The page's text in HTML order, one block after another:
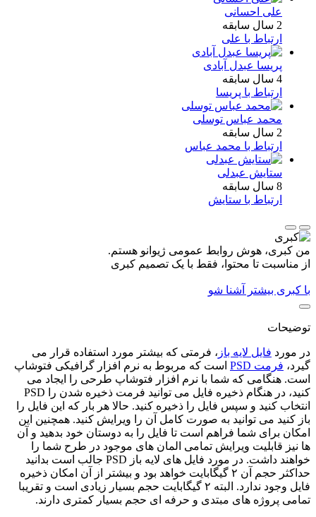
علی احسانی
2 سال سابقه
ارتباط با علی
پریسا عبدل آبادی
4 سال سابقه
ارتباط با پریسا
محمد عباس توسلی
2 سال سابقه
ارتباط با محمد عباس
ستایش عبدلی
8 سال سابقه
ارتباط با ستایش
من کبری، هوش روابط عمومی ژیوانو هستم.
از مناسبت تا محتوا، فقط با یک تصمیم کبری
با کبری بیشتر آشنا شو
توضیحات
در مورد فایل لایه باز ، فرمتی که بیشتر مورد استفاده قرار می
گیرد، فرمت PSD
است که مربوط به نرم افزار گرافیکی فتوشاپ
است. هنگامی که شما با نرم افزار فتوشاپ طرحی را ایجاد می
کنید، در هنگام ذخیره فایل می توانید فرمت ذخیره شدن را PSD
انتخاب کنید و سپس فایل را ذخیره کنید. حالا هر بار که این فایل را
باز کنید می توانید به صورت کامل آن را ویرایش کنید. همچنین این
امکان برای شما فراهم است تا فایل را به دوستان خود بدهید و آن
ها نیز قابلیت ویرایش تمامی المان های موجود در طرح شما را
خواهند داشت. در مورد فایل های لایه باز PSD جالب است بدانید
حداکثر حجم آن ۲ گیگابایت خواهد بود و بیشتر از آن امکان ذخیره
فایل وجود ندارد. البته ۲ گیگابایت حجم بسیار زیادی است و تقریبا
تمامی پروژه های مبتدی و حرفه ای حجم بسیار کمتری دارند.